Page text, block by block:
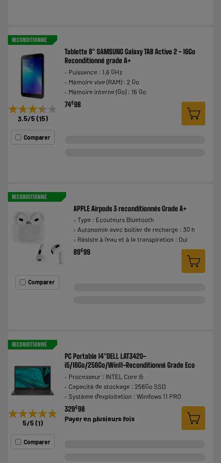
RECONDITIONNÉ
★★★★★
★★★★★
3.5/5 (15)
Comparer
Tablette 8" SAMSUNG Galaxy TAB Active 2 - 16Go
Reconditionné grade A+
Puissance : 1,6 GHz
Mémoire vive (RAM) : 2 Go
Mémoire interne (Go) : 16 Go
74€98
RECONDITIONNÉ
Comparer
APPLE Airpods 3 reconditionnés Grade A+
Type : Ecouteurs Bluetooth
Autonomie avec boitier de recharge : 30 h
Résiste à l'eau et à la transpiration : Oui
89€99
RECONDITIONNÉ
★★★★★
★★★★★
5/5 (1)
Comparer
PC Portable 14"DELL LAT3420-
i5/16Go/256Go/Win11-Reconditionné Grade Eco
Processeur : INTEL Core i5
Capacité de stockage : 256Go SSD
Système d'exploitation : Windows 11 PRO
329€98
Payer en plusieurs fois